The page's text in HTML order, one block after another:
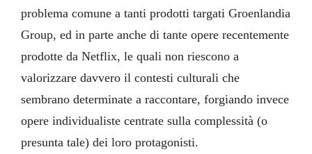
problema comune a tanti prodotti targati Groenlandia
Group, ed in parte anche di tante opere recentemente
prodotte da Netflix, le quali non riescono a
valorizzare davvero il contesti culturali che
sembrano determinate a raccontare, forgiando invece
opere individualiste centrate sulla complessità (o
presunta tale) dei loro protagonisti.